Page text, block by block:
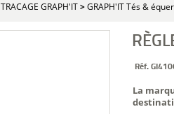
TRACAGE GRAPH'IT>GRAPH'IT Tés &
Réf.
La